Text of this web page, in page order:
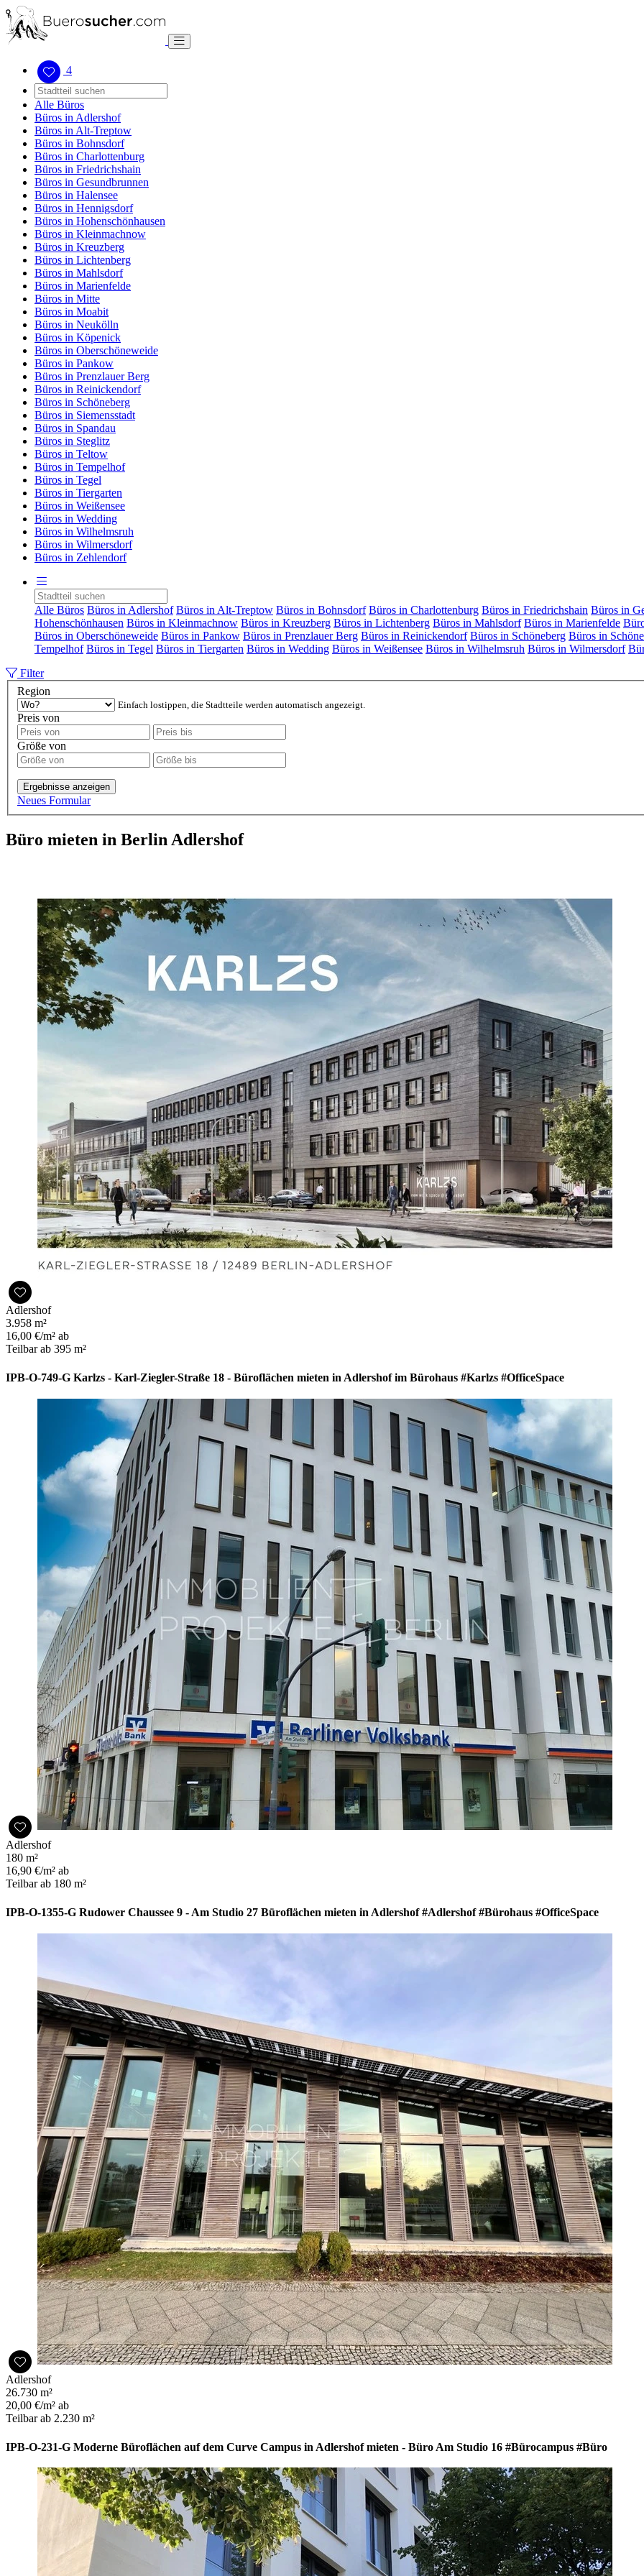
4
Alle Büros
Büros in Adlershof
Büros in Alt-Treptow
Büros in Bohnsdorf
Büros in Charlottenburg
Büros in Friedrichshain
Büros in Gesundbrunnen
Büros in Halensee
Büros in Hennigsdorf
Büros in Hohenschönhausen
Büros in Kleinmachnow
Büros in Kreuzberg
Büros in Lichtenberg
Büros in Mahlsdorf
Büros in Marienfelde
Büros in Mitte
Büros in Moabit
Büros in Neukölln
Büros in Köpenick
Büros in Oberschöneweide
Büros in Pankow
Büros in Prenzlauer Berg
Büros in Reinickendorf
Büros in Schöneberg
Büros in Siemensstadt
Büros in Spandau
Büros in Steglitz
Büros in Teltow
Büros in Tempelhof
Büros in Tegel
Büros in Tiergarten
Büros in Weißensee
Büros in Wedding
Büros in Wilhelmsruh
Büros in Wilmersdorf
Büros in Zehlendorf
Alle Büros Büros in Adlershof Büros in Alt-Treptow Büros in Bohnsdorf Büros in Charlottenburg Büros in Friedrichshain Büros in
Hohenschönhausen Büros in Kleinmachnow Büros in Kreuzberg Büros in Lichtenberg Büros in Mahlsdorf Büros in Marienfelde
Büros in Oberschöneweide Büros in Pankow Büros in Prenzlauer Berg Büros in Reinickendorf Büros in Schöneberg Büros in
Tempelhof Büros in Tegel Büros in Tiergarten Büros in Wedding Büros in Weißensee Büros in Wilhelmsruh Büros in Wilmersdorf
Filter
Region
Einfach lostippen, die Stadtteile werden automatisch angezeigt.
Preis von
Größe von
Ergebnisse anzeigen
Neues Formular
Büro mieten in Berlin Adlershof
Adlershof
3.958 m²
16,00 €/m² ab
Teilbar ab 395 m²
IPB-O-749-G Karlzs - Karl-Ziegler-Straße 18 - Büroflächen mieten in Adlershof im Bürohaus #Karlzs #OfficeSpace
Adlershof
180 m²
16,90 €/m² ab
Teilbar ab 180 m²
IPB-O-1355-G Rudower Chaussee 9 - Am Studio 27 Büroflächen mieten in Adlershof #Adlershof #Bürohaus #OfficeSpace
Adlershof
26.730 m²
20,00 €/m² ab
Teilbar ab 2.230 m²
IPB-O-231-G Moderne Büroflächen auf dem Curve Campus in Adlershof mieten - Büro Am Studio 16 #Bürocampus #Büro